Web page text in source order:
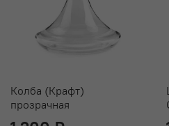
Комплектация:
Шахта VooDoo Smoke
Дизайнерское блюдце
логотипом
Колба (Крафт)
прозрачная